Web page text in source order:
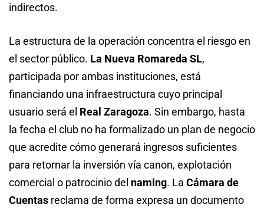
indirectos.
La estructura de la operación concentra el riesgo en
el sector público. La Nueva Romareda SL,
participada por ambas instituciones, está
financiando una infraestructura cuyo principal
usuario será el Real Zaragoza. Sin embargo, hasta
la fecha el club no ha formalizado un plan de negocio
que acredite cómo generará ingresos suficientes
para retornar la inversión vía canon, explotación
comercial o patrocinio del naming. La Cámara de
Cuentas reclama de forma expresa un documento